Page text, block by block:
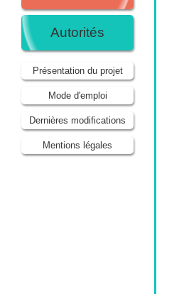
Autorités
Présentation du projet
Mode d'emploi
Dernières modifications
Mentions légales